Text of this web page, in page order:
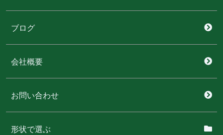
ブログ
会社概要
お問い合わせ
形状で選ぶ